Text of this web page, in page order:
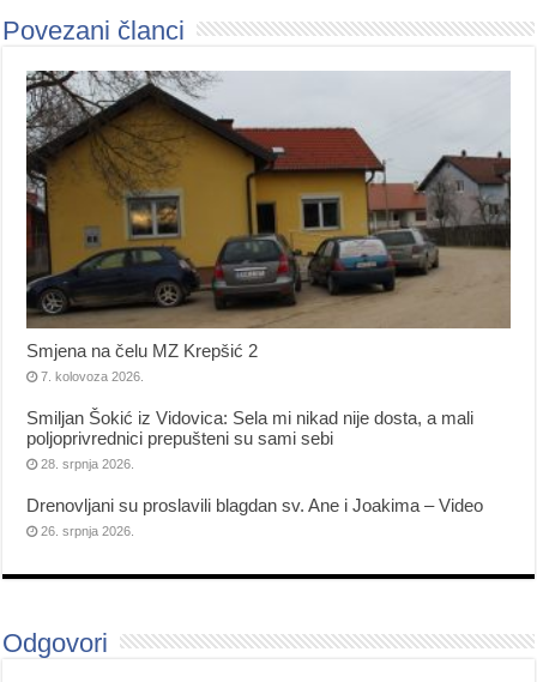
Povezani članci
Smjena na čelu MZ Krepšić 2
7. kolovoza 2026.
Smiljan Šokić iz Vidovica: Sela mi nikad nije dosta, a mali
poljoprivrednici prepušteni su sami sebi
28. srpnja 2026.
Drenovljani su proslavili blagdan sv. Ane i Joakima – Video
26. srpnja 2026.
Odgovori